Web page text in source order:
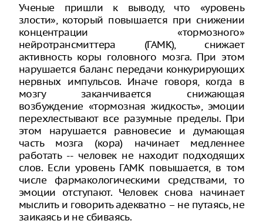
Ученые пришли к выводу, что «уровень
злости», который повышается при снижении
концентрации «тормозного»
нейротрансмиттера (ГАМК), снижает
активность коры головного мозга. При этом
нарушается баланс передачи конкурирующих
нервных импульсов. Иначе говоря, когда в
мозгу заканчивается снижающая
возбуждение «тормозная жидкость», эмоции
перехлестывают все разумные пределы. При
этом нарушается равновесие и думающая
часть мозга (кора) начинает медленнее
работать -- человек не находит подходящих
слов. Если уровень ГАМК повышается, в том
числе фармакологическими средствами, то
эмоции отступают. Человек снова начинает
мыслить и говорить адекватно – не путаясь, не
заикаясь и не сбиваясь.